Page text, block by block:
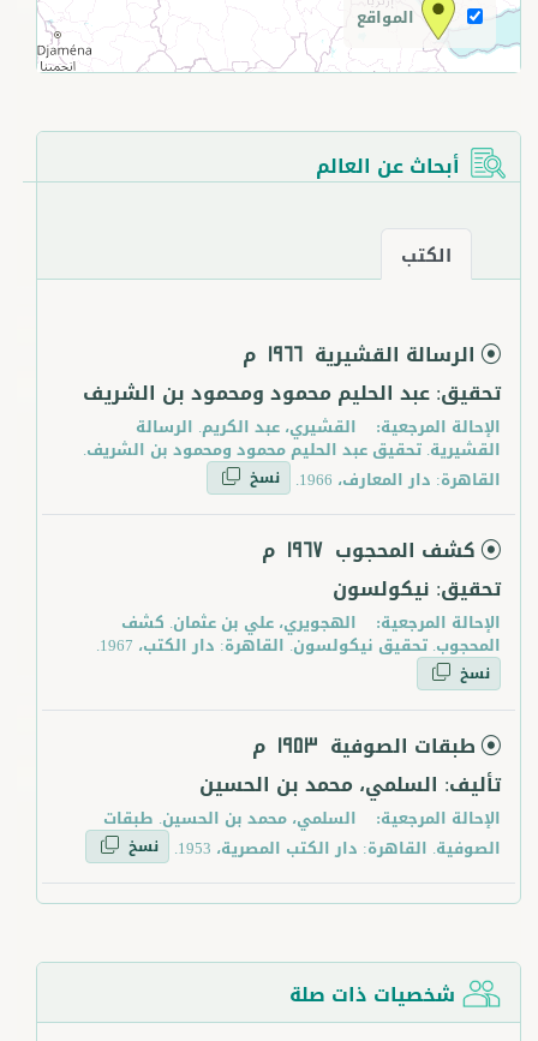
المواقع
أبحاث عن العالم
الكتب
الرسالة القشيرية 1966 م
تحقيق: عبد الحليم محمود ومحمود بن الشريف
الإحالة المرجعية: القشيري، عبد الكريم. الرسالة
القشيرية. تحقيق عبد الحليم محمود ومحمود بن الشريف.
القاهرة: دار المعارف، 1966.
نسخ
كشف المحجوب 1967 م
تحقيق: نيكولسون
الإحالة المرجعية: الهجويري، علي بن عثمان. كشف
المحجوب. تحقيق نيكولسون. القاهرة: دار الكتب، 1967.
نسخ
طبقات الصوفية 1953 م
تأليف: السلمي، محمد بن الحسين
الإحالة المرجعية:
السلمي، محمد بن الحسين. طبقات
الصوفية. القاهرة: دار الكتب المصرية، 1953.
نسخ
شخصيات ذات صلة